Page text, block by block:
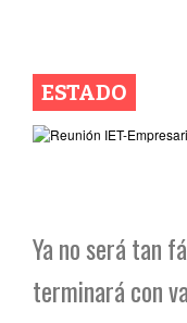
ESTADO
Ya no será tan
terminará con